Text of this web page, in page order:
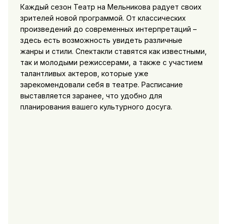
Каждый сезон Театр на Мельникова радует своих
зрителей новой программой. От классических
произведений до современных интерпретаций –
здесь есть возможность увидеть различные
жанры и стили. Спектакли ставятся как известными,
так и молодыми режиссерами, а также с участием
талантливых актеров, которые уже
зарекомендовали себя в театре. Расписание
выставляется заранее, что удобно для
планирования вашего культурного досуга.